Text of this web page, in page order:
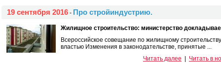
19 сентября 2016 - Про стройиндустрию.
Жилищное строительство: министерство
Всероссийское совещание по жилищному
властью Изменения в законодательстве, принятые ...
Читать далее
Читать в